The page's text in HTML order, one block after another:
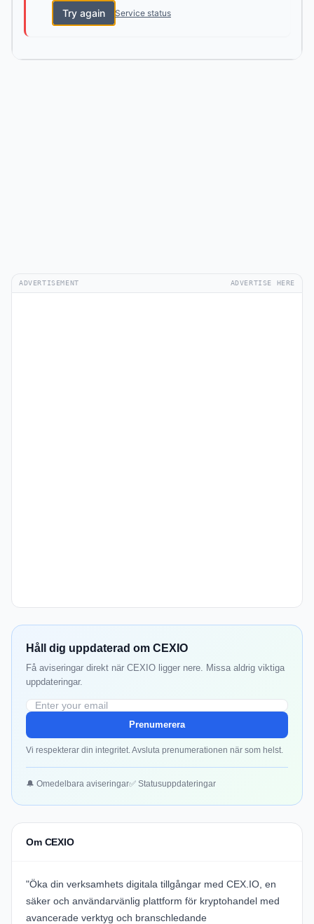
Try again Service status
ADVERTISEMENT ADVERTISE HERE
Håll dig uppdaterad om CEXIO
Få aviseringar direkt när CEXIO ligger nere. Missa aldrig viktiga
uppdateringar.
Prenumerera
Vi respekterar din integritet. Avsluta prenumerationen när som helst.
🔔 Omedelbara aviseringar✅ Statusuppdateringar
Om CEXIO
"Öka din verksamhets digitala tillgångar med CEX.IO, en
säker och användarvänlig plattform för kryptohandel med
avancerade verktyg och branschledande